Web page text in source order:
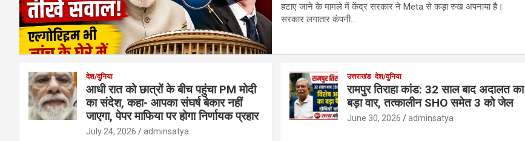
हटाए जाने के मामले में केंद्र सरकार ने Meta से कड़ा रुख अपनाया है।
सरकार लगातार कंपनी…
देश/दुनिया
आधी रात को छात्रों के बीच पहुंचा PM मोदी
का संदेश, कहा- आपका संघर्ष बेकार नहीं
जाएगा, पेपर माफिया पर होगा निर्णायक प्रहार
July 24, 2026 adminsatya
उत्तराखंड देश/दुनिया
रामपुर तिराहा कांड: 32 साल बाद अदालत का
बड़ा वार, तत्कालीन SHO समेत 3 को जेल
June 30, 2026 adminsatya